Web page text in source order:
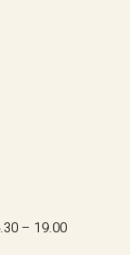
– 19.00